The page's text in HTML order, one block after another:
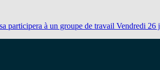
participera à un groupe de travail Vendredi